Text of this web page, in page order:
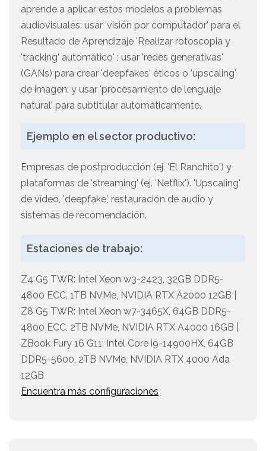
aprende a aplicar estos modelos a problemas
audiovisuales: usar 'visión por computador' para el
Resultado de Aprendizaje 'Realizar rotoscopia y
'tracking' automático' ; usar 'redes generativas'
(GANs) para crear 'deepfakes' éticos o 'upscaling'
de imagen; y usar 'procesamiento de lenguaje
natural' para subtitular automáticamente.
Ejemplo en el sector productivo:
Empresas de postproducción (ej. 'El Ranchito') y
plataformas de 'streaming' (ej. 'Netflix'). 'Upscaling'
de vídeo, 'deepfake', restauración de audio y
sistemas de recomendación.
Estaciones de trabajo:
Z4 G5 TWR: Intel Xeon w3-2423, 32GB DDR5-
4800 ECC, 1TB NVMe, NVIDIA RTX A2000 12GB |
Z8 G5 TWR: Intel Xeon w7-3465X, 64GB DDR5-
4800 ECC, 2TB NVMe, NVIDIA RTX A4000 16GB |
ZBook Fury 16 G11: Intel Core i9-14900HX, 64GB
DDR5-5600, 2TB NVMe, NVIDIA RTX 4000 Ada
12GB
Encuentra más configuraciones